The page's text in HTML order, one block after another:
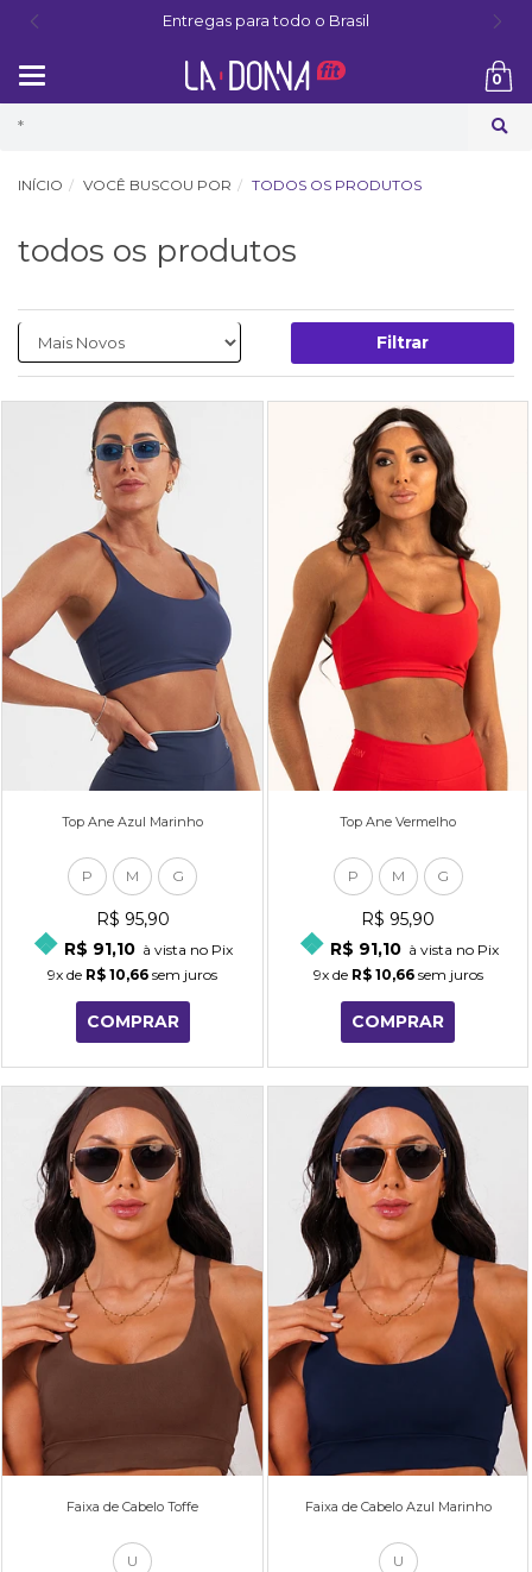
Entregas para todo o Brasil
navegação
0
INÍCIO VOCÊ BUSCOU POR TODOS OS PRODUTOS
todos os produtos
Filtrar
Top Ane Azul Marinho
P M G
R$ 95,90
R$ 91,10 à vista no Pix
9x de R$ 10,66 sem juros
COMPRAR
Top Ane Vermelho
P M G
R$ 95,90
R$ 91,10 à vista no Pix
9xde R$ 10,66sem juros
COMPRAR
Faixa de Cabelo Toffe
U
Faixa de Cabelo Azul Marinho
U